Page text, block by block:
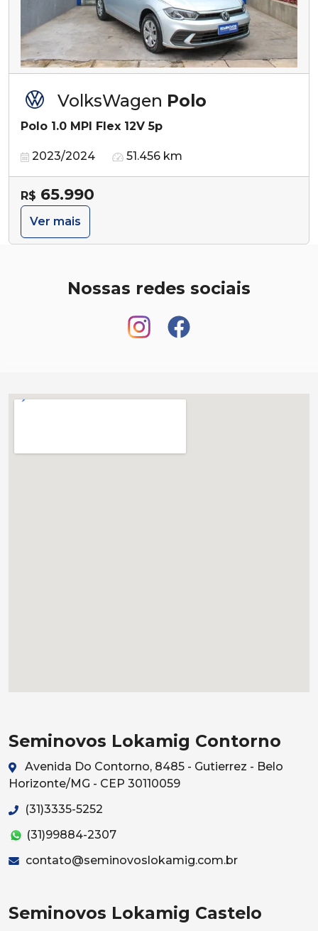
VolksWagen Polo
Polo 1.0 MPI Flex 12V 5p
2023/2024 51.456 km
R$ 65.990
Ver mais
Nossas redes sociais
Seminovos Lokamig Contorno
Avenida Do Contorno, 8485 - Gutierrez - Belo
Horizonte/MG - CEP 30110059
(31)3335-5252
(31)99884-2307
contato@seminovoslokamig.com.br
Seminovos Lokamig Castelo